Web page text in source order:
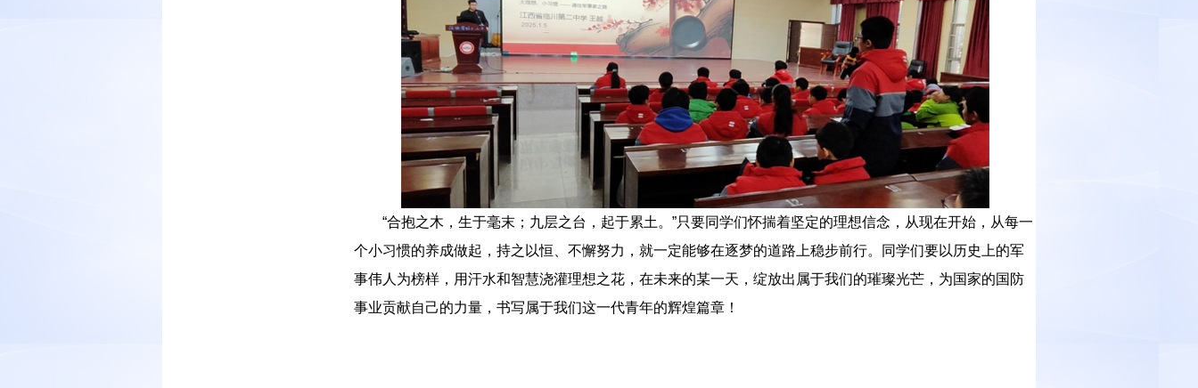
“合抱之木，生于毫末；九层之台，起于累土。”只要同学们怀揣着坚定的理想信念，从现在开始，从每一
个小习惯的养成做起，持之以恒、不懈努力，就一定能够在逐梦的道路上稳步前行。同学们要以历史上的军
事伟人为榜样，用汗水和智慧浇灌理想之花，在未来的某一天，绽放出属于我们的璀璨光芒，为国家的国防
事业贡献自己的力量，书写属于我们这一代青年的辉煌篇章！